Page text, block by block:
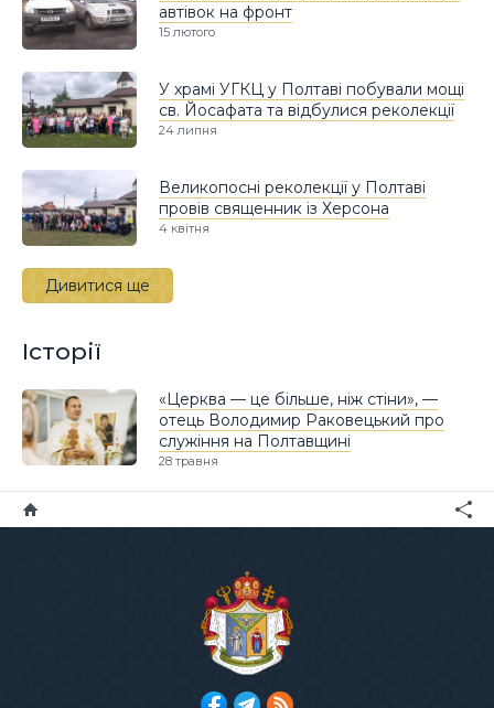
автівок на фронт
15 лютого
У храмі УГКЦ у Полтаві побували мощі
св. Йосафата та відбулися реколекції
24 липня
Великопосні реколекції у Полтаві
провів священник із Херсона
4 квітня
Дивитися ще
Історії
«Церква — це більше, ніж стіни», —
отець Володимир Раковецький про
служіння на Полтавщині
28 травня